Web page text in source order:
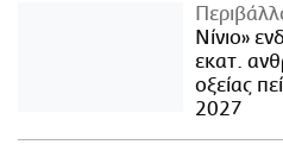
Νίνιο»
εκατ.
οξείας
2027